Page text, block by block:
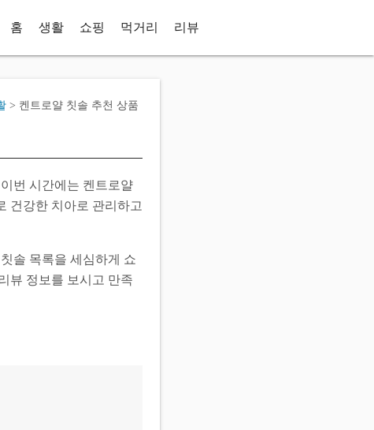
홈 생활 쇼핑 먹거리 리뷰
> 켄트로얄 칫솔 추천 상품
번 시간에는 켄트로얄
건강한 치아로 관리하고
솔 목록을 세심하게 쇼
뷰 정보를 보시고 만족